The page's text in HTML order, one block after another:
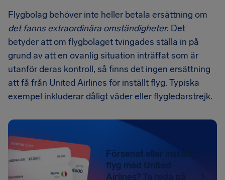
Flygbolag behöver inte heller betala ersättning om
det fanns extraordinära omständigheter. Det
betyder att om flygbolaget tvingades ställa in på
grund av att en ovanlig situation inträffat som är
utanför deras kontroll, så finns det ingen ersättning
att få från United Airlines för inställt flyg. Typiska
exempel inkluderar dåligt väder eller flygledarstrejk.
Försenat eller inställt
flyg med United
Airlines? Ta reda på